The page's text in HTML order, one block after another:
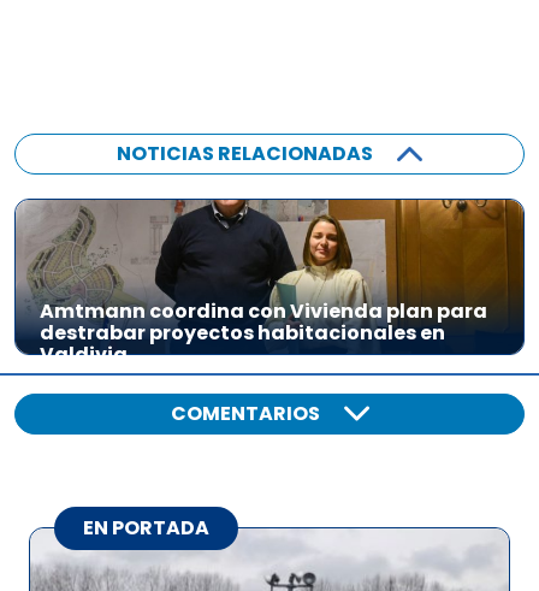
NOTICIAS RELACIONADAS
Amtmann coordina con Vivienda plan para
destrabar proyectos habitacionales en
Valdivia
COMENTARIOS
EN PORTADA